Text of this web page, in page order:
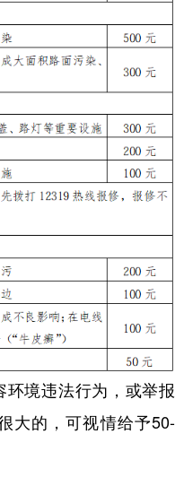
境违法行为，或举报
大的，可视情给予50-